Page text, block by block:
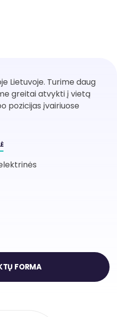
Lietuvoje. Turime daug
greitai atvykti į vietą
pozicijas įvairiuose
FORMA